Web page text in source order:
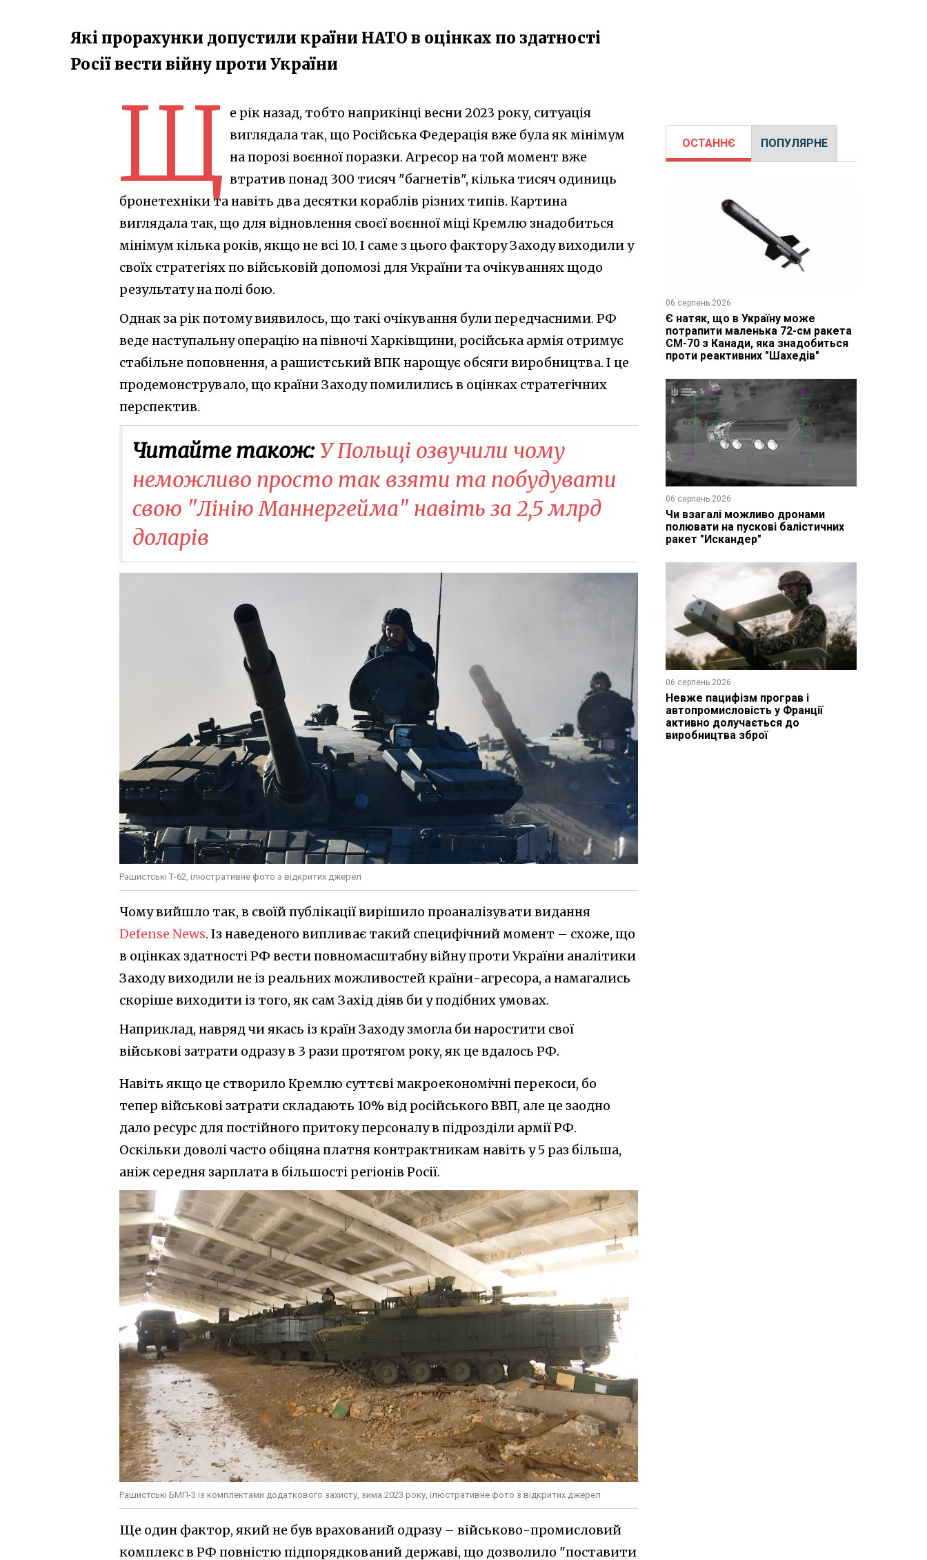
Які прорахунки допустили країни НАТО в оцінках по здатності
Росії вести війну проти України
Щ е рік назад, тобто наприкінці весни 2023 року, ситуація
виглядала так, що Російська Федерація вже була як мінімум
на порозі воєнної поразки. Агресор на той момент вже
втратив понад 300 тисяч "багнетів", кілька тисяч одиниць
бронетехніки та навіть два десятки кораблів різних типів. Картина
виглядала так, що для відновлення своєї воєнної міці Кремлю знадобиться
мінімум кілька років, якщо не всі 10. І саме з цього фактору Заходу виходили у
своїх стратегіях по військовій допомозі для України та очікуваннях щодо
результату на полі бою.
Однак за рік потому виявилось, що такі очікування були передчасними. РФ
веде наступальну операцію на півночі Харківщини, російська армія отримує
стабільне поповнення, а рашистський ВПК нарощує обсяги виробництва. І це
продемонструвало, що країни Заходу помилились в оцінках стратегічних
перспектив.
Читайте також: У Польщі озвучили чому
неможливо просто так взяти та побудувати
свою "Лінію Маннергейма" навіть за 2,5 млрд
доларів
Рашистські Т-62, ілюстративне фото з відкритих джерел
Чому вийшло так, в своїй публікації вирішило проаналізувати видання
Defense News. Із наведеного випливає такий специфічний момент – схоже, що
в оцінках здатності РФ вести повномасштабну війну проти України аналітики
Заходу виходили не із реальних можливостей країни-агресора, а намагались
скоріше виходити із того, як сам Захід діяв би у подібних умовах.
Наприклад, навряд чи якась із країн Заходу змогла би наростити свої
військові затрати одразу в 3 рази протягом року, як це вдалось РФ.
Навіть якщо це створило Кремлю суттєві макроекономічні перекоси, бо
тепер військові затрати складають 10% від російського ВВП, але це заодно
дало ресурс для постійного притоку персоналу в підрозділи армії РФ.
Оскільки доволі часто обіцяна платня контрактникам навіть у 5 раз більша,
аніж середня зарплата в більшості регіонів Росії.
Рашистські БМП-3 із комплектами додаткового захисту, зима 2023 року, ілюстративне фото з відкритих джерел
Ще один фактор, який не був врахований одразу – військово-промисловий
комплекс в РФ повністю підпорядкований державі, що дозволило "поставити
ОСТАННЄ ПОПУЛЯРНЕ
06 серпень 2026
Є натяк, що в Україну може
потрапити маленька 72-см ракета
CM-70 з Канади, яка знадобиться
проти реактивних "Шахедів"
06 серпень 2026
Чи взагалі можливо дронами
полювати на пускові балістичних
ракет "Искандер"
06 серпень 2026
Невже пацифізм програв і
автопромисловість у Франції
активно долучається до
виробництва зброї